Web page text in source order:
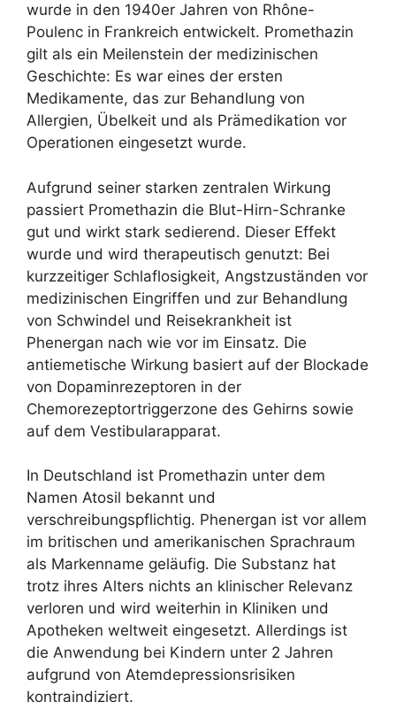
wurde in den 1940er Jahren von Rhône-
Poulenc in Frankreich entwickelt. Promethazin
gilt als ein Meilenstein der medizinischen
Geschichte: Es war eines der ersten
Medikamente, das zur Behandlung von
Allergien, Übelkeit und als Prämedikation vor
Operationen eingesetzt wurde.
Aufgrund seiner starken zentralen Wirkung
passiert Promethazin die Blut-Hirn-Schranke
gut und wirkt stark sedierend. Dieser Effekt
wurde und wird therapeutisch genutzt: Bei
kurzzeitiger Schlaflosigkeit, Angstzuständen vor
medizinischen Eingriffen und zur Behandlung
von Schwindel und Reisekrankheit ist
Phenergan nach wie vor im Einsatz. Die
antiemetische Wirkung basiert auf der Blockade
von Dopaminrezeptoren in der
Chemorezeptortriggerzone des Gehirns sowie
auf dem Vestibularapparat.
In Deutschland ist Promethazin unter dem
Namen Atosil bekannt und
verschreibungspflichtig. Phenergan ist vor allem
im britischen und amerikanischen Sprachraum
als Markenname geläufig. Die Substanz hat
trotz ihres Alters nichts an klinischer Relevanz
verloren und wird weiterhin in Kliniken und
Apotheken weltweit eingesetzt. Allerdings ist
die Anwendung bei Kindern unter 2 Jahren
aufgrund von Atemdepressionsrisiken
kontraindiziert.